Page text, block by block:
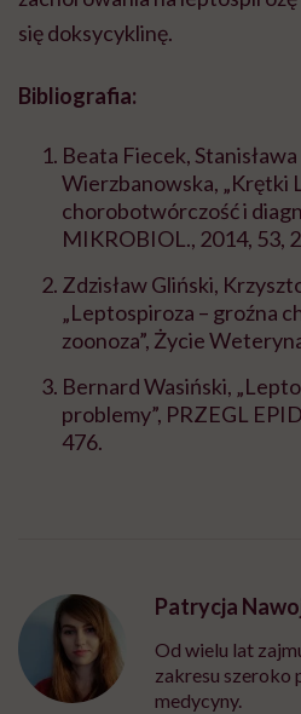
się doksycyklinę.
Bibliografia:
Beata Fiecek,
Wierzbanowska, „Krętki
chorobotwórczość i
MIKROBIOL., 2014, 53,
Zdzisław Gliński,
„Leptospiroza – groźna
zoonoza”, Życie
Bernard Wasiński,
problemy”, PRZEGL
476.
Patrycja
Od wielu lat
zakresu szeroko
medycyny.